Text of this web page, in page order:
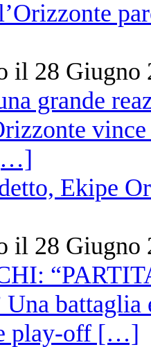
il 28 Giugno
Ekipe
il 28 Giugno